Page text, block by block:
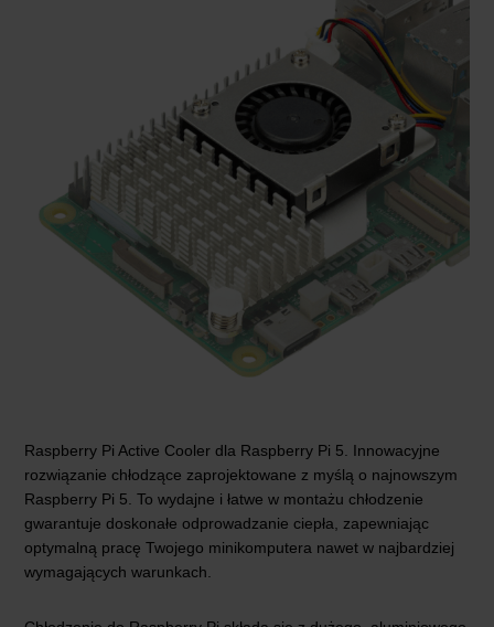
Raspberry Pi Active Cooler dla Raspberry Pi 5. Innowacyjne
rozwiązanie chłodzące zaprojektowane z myślą o najnowszym
Raspberry Pi 5. To wydajne i łatwe w montażu chłodzenie
gwarantuje doskonałe odprowadzanie ciepła, zapewniając
optymalną pracę Twojego minikomputera nawet w najbardziej
wymagających warunkach.